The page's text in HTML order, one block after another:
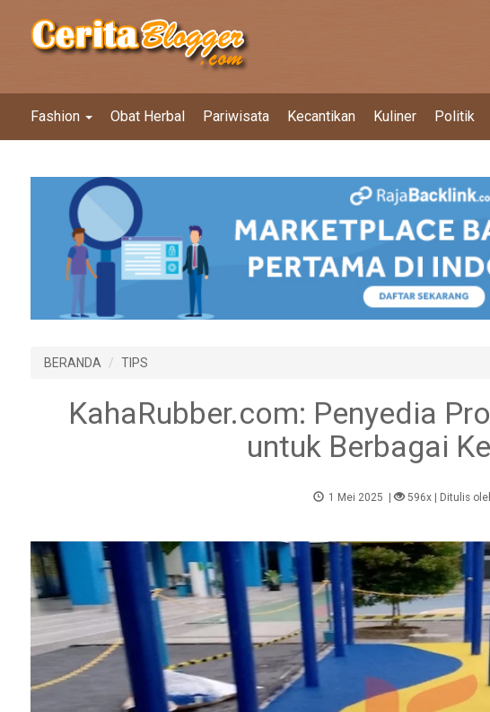
Fashion Obat Herbal Pariwisata Kecantikan Kuliner Politik
BERANDA TIPS
KahaRubber.com: Penyedia
untuk Berbagai
1 Mei 2025 | 596x| Ditulis